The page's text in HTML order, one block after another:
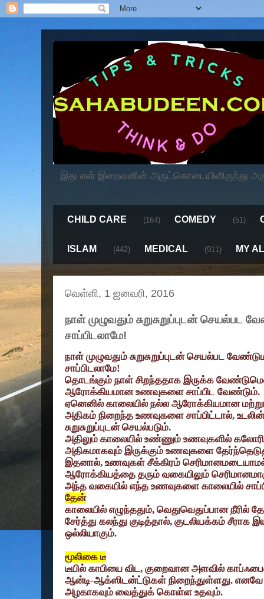
இது என் இறைவனின் அருட்கொடையிளிருந்து
CHILD CARE (164) COMEDY (51)
ISLAM (442) MEDICAL (911) MY
வெள்ளி, 1 ஜனவரி, 2016
நாள் முழுவதும் சுறுசுறுப்புடன்
சாப்பிடலாமே!
நாள் முழுவதும் சுறுசுறுப்புடன் செயல்பட
சாப்பிடலாமே!
தொடங்கும் நாள் சிறந்ததாக இருக்க
ஆரோக்கியமான உணவுகளை சாப்பிட வேண்டும்.
ஏனெனில் காலையில் நல்ல ஆரோக்கியமான
அதிகம் நிறைந்த உணவுகளை சாப்பிட்டால்,
சுறுசுறுப்புடன் செயல்படும்.
அதிலும் காலையில் உண்ணும் உணவுகளில் கலோரி
அதிகமாகவும் இருக்கும் உணவுகளை
இதனால், உணவுகள் சீக்கிரம்
ஆரோக்கியத்தை தரும் வகையிலும்
அந்த வகையில் எந்த உணவுகளை காலையில்
தேன்
காலையில் எழுந்ததும், வெதுவெதுப்பான நீரில்
சேர்த்து கலந்து குடித்தால், குடலியக்கம் சீராக
ஒல்லியாகும்.
மூலிகை டீ
டீயில் காபியை விட, குறைவான அளவில்
ஆன்டி-ஆக்ஸிடன்ட்டுகள் நிறைந்துள்ளது. எனவே
அழகாகவும் வைத்துக் கொள்ள உதவும்.